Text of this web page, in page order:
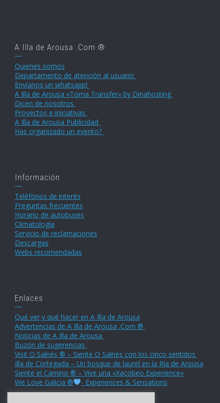
A Illa de Arousa .Com ®
Quienes somos
Departamento de atención al usuario
Envíanos un whatsapp!
A Illa de Arousa «Toma Transfer» by Dinahosting
Dicen de nosotros
Proyectos e iniciativas
A Illa de Arousa Publicidad
Has organizado un evento?
Información
Teléfonos de interés
Preguntas frecuentes
Horario de autobuses
Climatología
Servicio de reclamaciones
Descargas
Webs recomendadas
Enlaces
Qué ver y qué hacer en A Illa de Arousa
Advertencias de A Illa de Arousa .Com ®
Noticias de A Illa de Arousa
Buzón de sugerencias
Visit O Salnés ® – Siente O Salnés con los cinco sentidos
Illa de Cortegada – Un bosque de laurel en la Ría de Arousa
Siente el Camino ® – Vive una «Xacobeo Experience»
We Love Galicia ®
- Experiences & Sensations